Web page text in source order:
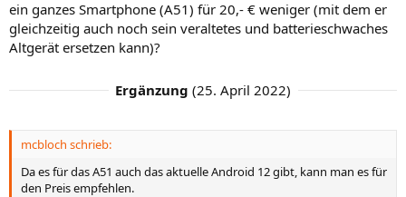
ein ganzes Smartphone (A51) für 20,- € weniger (mit dem er
gleichzeitig auch noch sein veraltetes und batterieschwaches
Altgerät ersetzen kann)?
Ergänzung (25. April 2022)
mcbloch schrieb:
Da es für das A51 auch das aktuelle Android 12 gibt, kann man es für
den Preis empfehlen.